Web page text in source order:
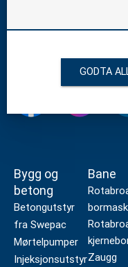
Bygg og
betong
Betongutstyr
fra Swepac
Mørtelpumper
Injeksjonsutstyr
Bane
Zaugg
GODTA